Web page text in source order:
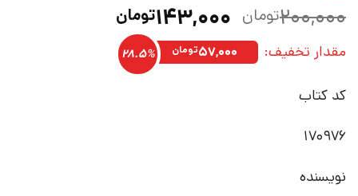
۲۰۰,۰۰۰تومان قیمت
اصلی:
۲۰۰,۰۰۰تومان
۱۴۳,۰۰۰تومان
مقدار تخفیف: ۵۷,۰۰۰تومان 28.5%
کد کتاب
170976
نویسنده